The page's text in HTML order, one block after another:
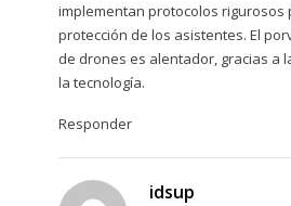
implementan protocolos rigurosos
protección de los asistentes. El
de drones es alentador, gracias a
la tecnología.
Responder
idsup